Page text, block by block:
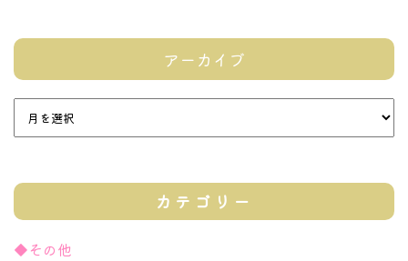
アーカイブ
カテゴリー
◆その他